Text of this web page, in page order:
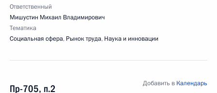
Ответственный
Мишустин Михаил Владимирович
Тематика
Социальная сфера, Рынок труда, Наука и инновации
Пр-705, п.2
Добавить в Календарь